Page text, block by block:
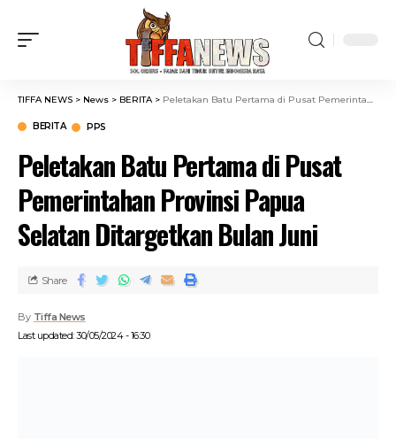
TIFFA NEWS > News > BERITA> Peletakan Batu Pertama di Pusat Pemerintahan Provinsi Papua Selatan Ditargetkan Bulan Juni
BERITA PPS
Peletakan Batu Pertama di Pusat
Pemerintahan Provinsi Papua
Selatan Ditargetkan Bulan Juni
Last updated: 30/05/2024 - 16:30
By Tiffa News
Share